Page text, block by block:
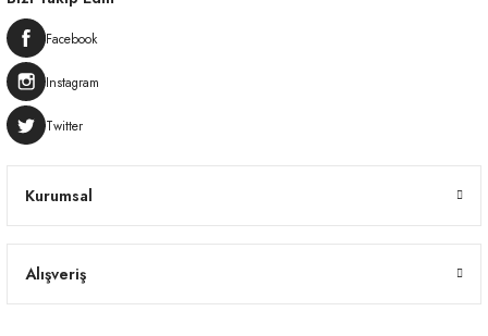
Kurumsal
Alışveriş
Facebook
Instagram
Twitter